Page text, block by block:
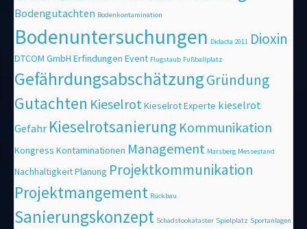
Bodengutachten Bodenkontamination
Bodenuntersuchungen Didacta 2011 Dioxin
DTCOM GmbH Erfindungen Event Flugstaub Fußballplatz
GefährdungsabschätzungGründung
Gutachten KieselrotKieselrot Experte kieselrot
Gefahr Kieselrotsanierung Kommunikation
Kongress Kontaminationen Management Marsberg Messestand
NachhaltigkeitPlanung Projektkommunikation
Projektmangement Rückbau
Sanierungskonzept Schadstookataster Spielplatz Sportanlagen